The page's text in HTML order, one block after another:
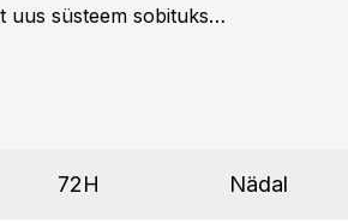
uus süsteem sobituks
Mitendorf.
72H Nädal